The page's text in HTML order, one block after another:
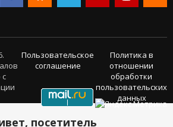
Пользовательское
соглашение
Политика в
отношении
обработки
пользовательских
данных
посетитель